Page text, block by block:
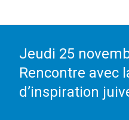
Jeudi 25
Rencontre avec
d’inspiration